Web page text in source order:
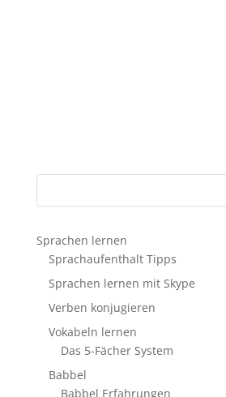
Sprachen lernen
Sprachaufenthalt Tipps
Sprachen lernen mit Skype
Verben konjugieren
Vokabeln lernen
Das 5-Fächer System
Babbel
Babbel Erfahrungen